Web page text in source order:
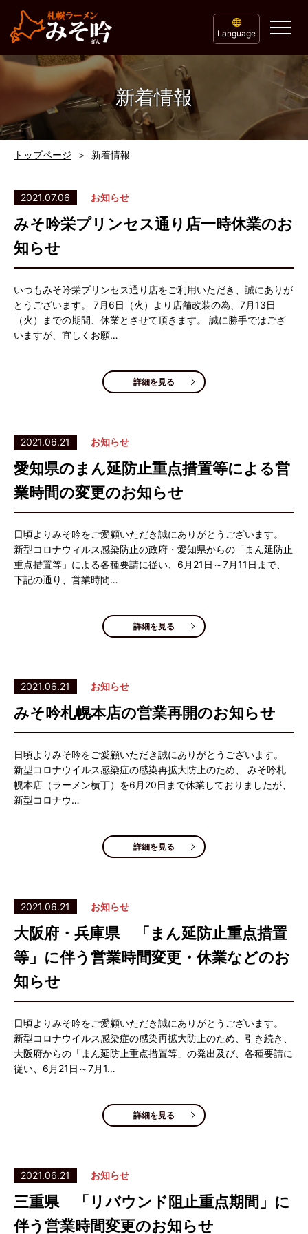
Language
新着情報
トップページ 新着情報
2021.07.06 お知らせ
みそ吟栄プリンセス通り店一時休業のお
知らせ
いつもみそ吟栄プリンセス通り店をご利用いただき、誠にありが
とうございます。 7月6日（火）より店舗改装の為、7月13日
（火）までの期間、休業とさせて頂きます。 誠に勝手ではござ
いますが、宜しくお願…
詳細を見る
2021.06.21 お知らせ
愛知県のまん延防止重点措置等による営
業時間の変更のお知らせ
日頃よりみそ吟をご愛顧いただき誠にありがとうございます。
新型コロナウィルス感染防止の政府・愛知県からの「まん延防止
重点措置等」による各種要請に従い、6月21日～7月11日まで、
下記の通り、営業時間…
詳細を見る
2021.06.21 お知らせ
みそ吟札幌本店の営業再開のお知らせ
日頃よりみそ吟をご愛顧いただき誠にありがとうございます。
新型コロナウイルス感染症の感染再拡大防止のため、 みそ吟札
幌本店（ラーメン横丁）を6月20日まで休業しておりましたが、
新型コロナウ…
詳細を見る
2021.06.21 お知らせ
大阪府・兵庫県 「まん延防止重点措置
等」に伴う営業時間変更・休業などのお
知らせ
日頃よりみそ吟をご愛顧いただき誠にありがとうございます。
新型コロナウイルス感染症の感染再拡大防止のため、引き続き、
大阪府からの「まん延防止重点措置等」の発出及び、各種要請に
従い、6月21日～7月1…
詳細を見る
2021.06.21 お知らせ
三重県 「リバウンド阻止重点期間」に
伴う営業時間変更のお知らせ